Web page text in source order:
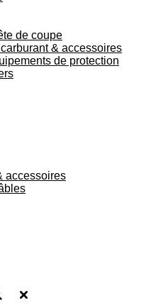
de coupe
& accessoires
de protection
accessoires